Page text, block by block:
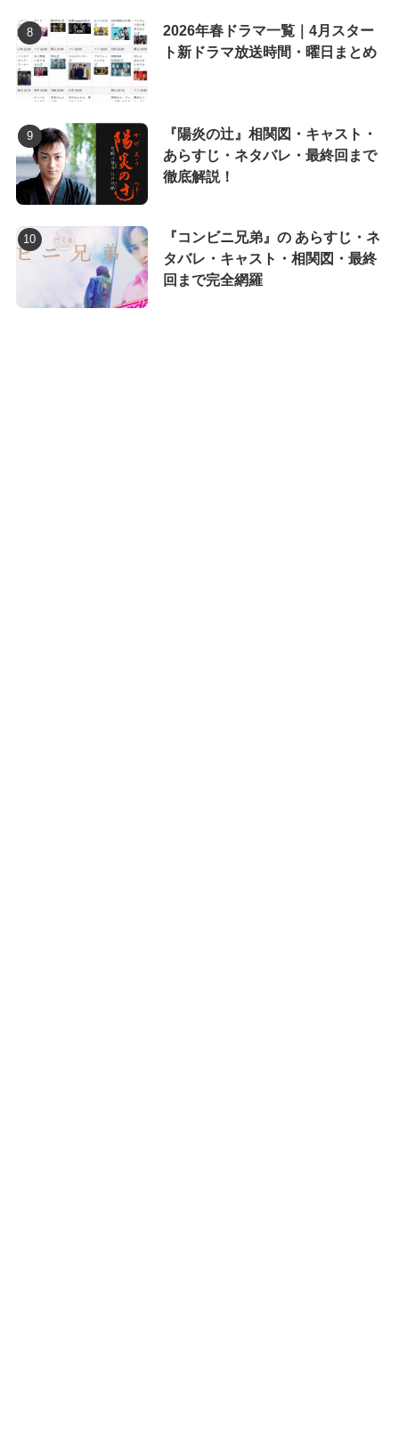
2026年春ドラマ一覧｜4月スター
ト新ドラマ放送時間・曜日まとめ
『陽炎の辻』相関図・キャスト・
あらすじ・ネタバレ・最終回まで
徹底解説！
『コンビニ兄弟』の あらすじ・ネ
タバレ・キャスト・相関図・最終
回まで完全網羅